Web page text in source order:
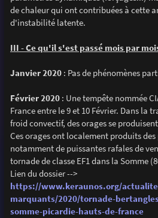
de chaleur qui ont contribuées à cette
d'instabilité latente.
III - Ce qu'il s'est passé mois par
Janvier 2020: Pas de phénomènes
Février 2020: Une tempête nommée
France entre le 9 et 10 Février. Dans la
froid convectif, des orages se
Ces orages ont localement produits
notamment de puissantes rafales de
tornade de classe EF1 dans la Somme
Lien du dossier -->
https://www.keraunos.org/
marquants/2020/tornade-
somme-picardie-hauts-de-france